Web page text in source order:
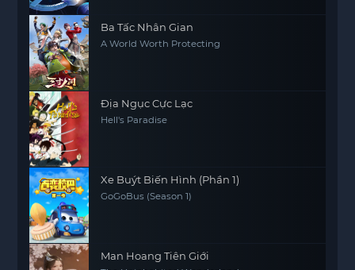
Ba Tấc Nhân Gian
A World Worth Protecting
Địa Ngục Cực Lạc
Hell's Paradise
Xe Buýt Biến Hình (Phần 1)
GoGoBus (Season 1)
Man Hoang Tiên Giới